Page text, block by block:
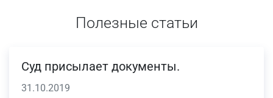
Полезные статьи
Суд присылает документы.
31.10.2019